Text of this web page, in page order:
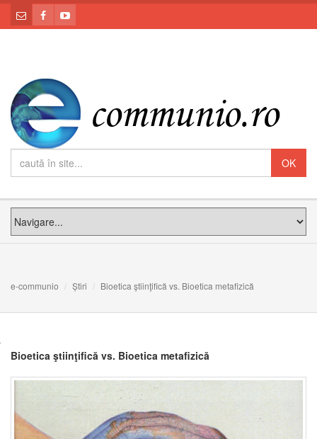
e-communio Știri Bioetica ştiinţifică vs. Bioetica metafizică
Bioetica ştiinţifică vs. Bioetica metafizică